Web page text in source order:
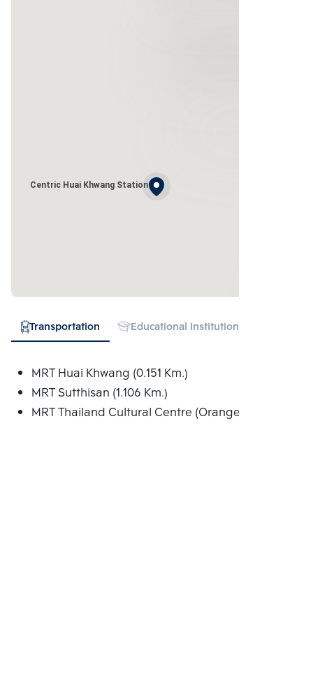
Centric Huai Khwang Station
Transportation Educational Institution
MRT Huai Khwang (0.151 Km.)
MRT Sutthisan (1.106 Km.)
MRT Thailand Cultural Centre (Orange) (1.421 Km.)